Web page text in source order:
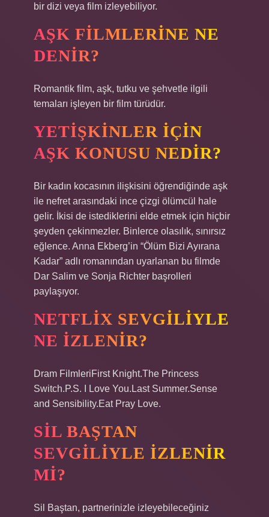
bir dizi veya film izleyebiliyor.
AŞK FILMLERINE NE
DENIR?
Romantik film, aşk, tutku ve şehvetle ilgili
temaları işleyen bir film türüdür.
YETIŞKINLER IÇIN
AŞK KONUSU NEDIR?
Bir kadın kocasının ilişkisini öğrendiğinde aşk
ile nefret arasındaki ince çizgi ölümcül hale
gelir. İkisi de istediklerini elde etmek için hiçbir
şeyden çekinmezler. Binlerce olasılık, sınırsız
eğlence. Anna Ekberg’in “Ölüm Bizi Ayırana
Kadar” adlı romanından uyarlanan bu filmde
Dar Salim ve Sonja Richter başrolleri
paylaşıyor.
NETFLIX SEVGILIYLE
NE IZLENIR?
Dram FilmleriFirst Knight.The Princess
Switch.P.S. I Love You.Last Summer.Sense
and Sensibility.Eat Pray Love.
SIL BAŞTAN
SEVGILIYLE IZLENIR
MI?
Sil Baştan, partnerinizle izleyebileceğiniz